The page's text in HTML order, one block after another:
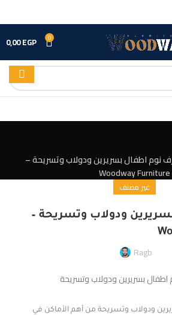
0
0,00EGP
نوم اطفال بسريرين ودولاب وتسريحة –
Woodway Furniture
غير مصنف
ودولاب وتسريحة –
Ragb
ودولاب وتسريحة من أهم الأماكن في